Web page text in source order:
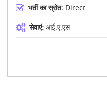
भर्ती का स्रोत: Direct
सेवाएं:आई.ए.एस